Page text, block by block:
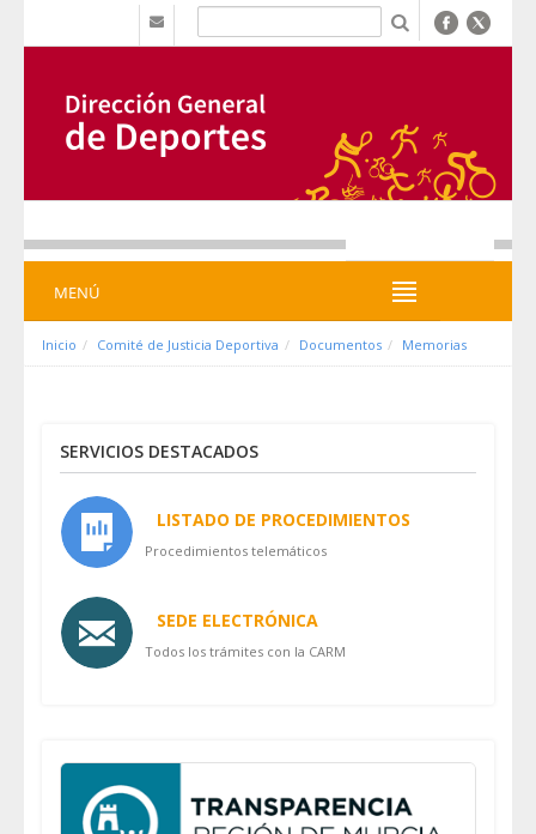
MENÚ
Inicio Comité de Justicia Deportiva Documentos Memorias
SERVICIOS DESTACADOS
LISTADO DE PROCEDIMIENTOS
Procedimientos telemáticos
SEDE ELECTRÓNICA
Todos los trámites con la CARM